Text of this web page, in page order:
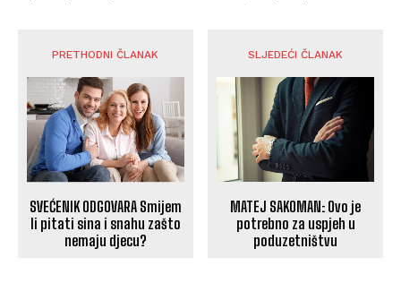
PRETHODNI ČLANAK
SVEĆENIK ODGOVARA Smijem
li pitati sina i snahu zašto
nemaju djecu?
SLJEDEĆI ČLANAK
MATEJ SAKOMAN: Ovo je
potrebno za uspjeh u
poduzetništvu